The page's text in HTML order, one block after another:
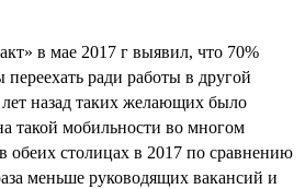
в мае 2017 г выявил, что 70%
ради работы в другой
назад таких желающих было
такой мобильности во многом
обеих столицах в 2017 по сравнению
меньше руководящих вакансий и